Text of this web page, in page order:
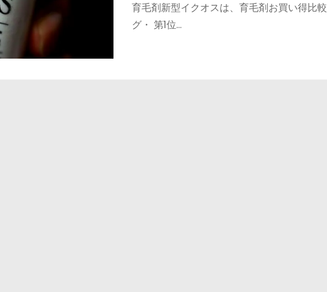
育毛剤新型イクオスは、育毛剤お買い得比
グ・ 第1位…